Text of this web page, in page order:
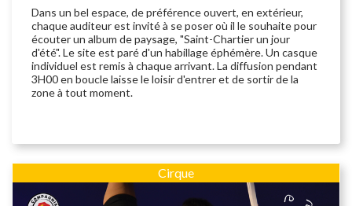
Dans un bel espace, de préférence ouvert, en extérieur,
chaque auditeur est invité à se poser où il le souhaite pour
écouter un album de paysage, "Saint-Chartier un jour
d'été". Le site est paré d'un habillage éphémère. Un casque
individuel est remis à chaque arrivant. La diffusion pendant
3H00 en boucle laisse le loisir d'entrer et de sortir de la
zone à tout moment.
Cirque